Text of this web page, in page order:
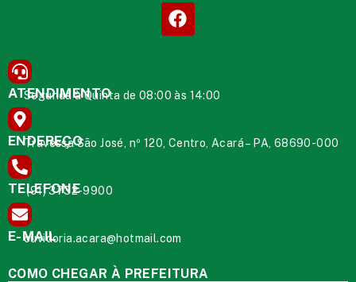
ATENDIMENTO
Segunda à Quinta de 08:00 às 14:00
ENDEREÇO
Travessa São José, nº 120, Centro, Acará – PA, 68690-000
TELEFONE
(91) 3732-9900
E-MAIL
ouvidoria.acara@hotmail.com
COMO CHEGAR À PREFEITURA